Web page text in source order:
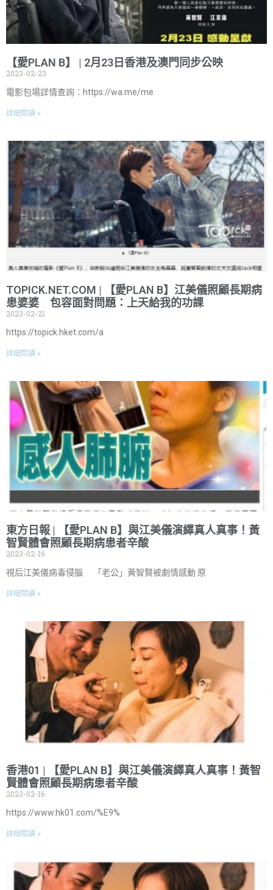
【愛PLAN B】 | 2月23日香港及澳門同步公映
2023-02-23
電影包場詳情查詢：https://wa.me/me
詳細閱讀 »
TOPICK.NET.COM | 【愛PLAN B】江美儀照顧長期病
患婆婆 包容面對問題：上天給我的功課
2023-02-21
https://topick.hket.com/a
詳細閱讀 »
東方日報 | 【愛PLAN B】與江美儀演繹真人真事！黃
智賢體會照顧長期病患者辛酸
2023-02-16
視后江美儀病毒侵腦 「老公」黃智賢被劇情感動 原
詳細閱讀 »
香港01 | 【愛PLAN B】與江美儀演繹真人真事！黃智
賢體會照顧長期病患者辛酸
2023-02-16
https://www.hk01.com/%E9%
詳細閱讀 »